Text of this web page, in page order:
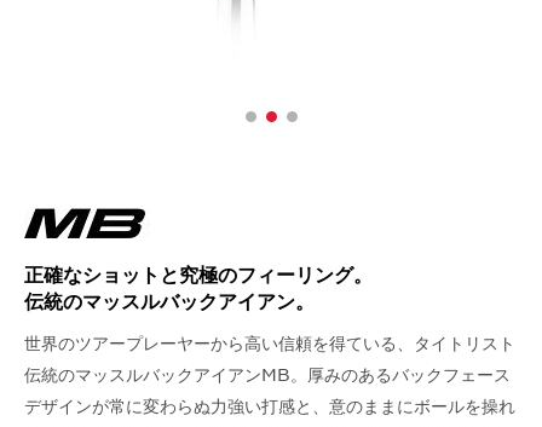
正確なショットと究極のフィーリング。
伝統のマッスルバックアイアン。
世界のツアープレーヤーから高い信頼を得ている、タイトリスト
伝統のマッスルバックアイアンMB。厚みのあるバックフェース
デザインが常に変わらぬ力強い打感と、意のままにボールを操れ